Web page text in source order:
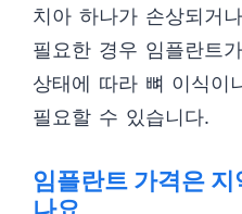
치아 하나가 손상되거
필요한 경우 임플란트
상태에 따라 뼈 이식이
필요할 수 있습니다.
임플란트 가격은